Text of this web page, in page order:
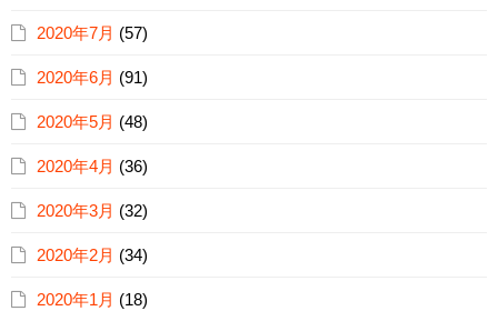
2020年7月 (57)
2020年6月 (91)
2020年5月 (48)
2020年4月 (36)
2020年3月 (32)
2020年2月 (34)
2020年1月 (18)